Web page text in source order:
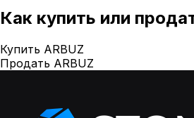
Как купить или
Купить ARBUZ
Продать ARBUZ